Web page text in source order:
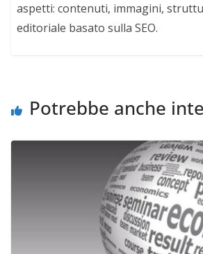
aspetti: contenuti, immagini,
editoriale basato sulla SEO.
Potrebbe anche